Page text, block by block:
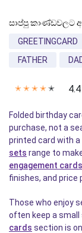
සාප්පු කාණ්ඩවලට
GREETINGCARD
FATHER
✭ ✭ ✭ ✭ ✭
Folded birthday
purchase, not a
printed card with
sets range to
engagement cards
finishes, and
Those who enjoy
often keep a small
cards section is